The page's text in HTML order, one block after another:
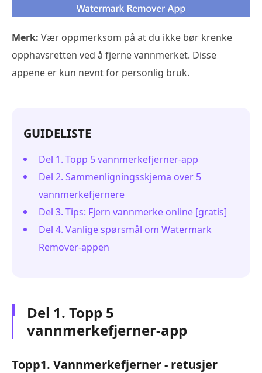
Merk: Vær oppmerksom på at du ikke bør krenke
opphavsretten ved å fjerne vannmerket. Disse
appene er kun nevnt for personlig bruk.
GUIDELISTE
Del 1. Topp 5 vannmerkefjerner-app
Del 2. Sammenligningsskjema over 5
vannmerkefjernere
Del 3. Tips: Fjern vannmerke online [gratis]
Del 4. Vanlige spørsmål om Watermark
Remover-appen
Del 1. Topp 5
vannmerkefjerner-app
Topp1. Vannmerkefjerner - retusjer